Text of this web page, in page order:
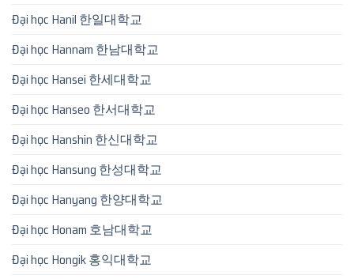
Đại học Hanil 한일대학교
Đại học Hannam 한남대학교
Đại học Hansei 한세대학교
Đại học Hanseo 한서대학교
Đại học Hanshin 한신대학교
Đại học Hansung 한성대학교
Đại học Hanyang 한양대학교
Đại học Honam 호남대학교
Đại học Hongik 홍익대학교